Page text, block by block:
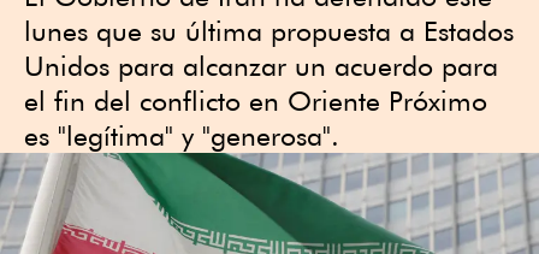
lunes que su última propuesta a Estados
Unidos para alcanzar un acuerdo para
el fin del conflicto en Oriente Próximo
es "legítima" y "generosa".